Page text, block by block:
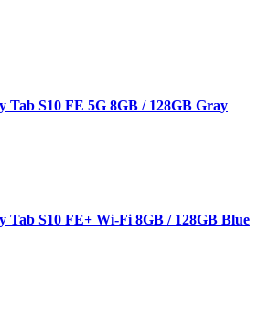
Tab S10 FE 5G 8GB / 128GB Gray
Tab S10 FE+ Wi-Fi 8GB / 128GB Blue